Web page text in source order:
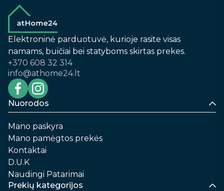
Elektroninė parduotuvė, kurioje rasite visas
namams, buičiai bei statyboms skirtas prekes.
+370 608 32 314
info@athome24.lt
Nuorodos
Mano paskyra
Mano pamėgtos prekės
Kontaktai
D.U.K
Naudingi Patarimai
Prekių kategorijos